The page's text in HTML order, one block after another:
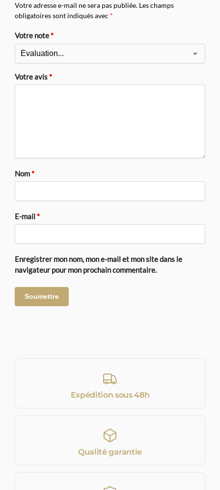
Votre adresse e-mail ne sera pas publiée. Les champs
obligatoires sont indiqués avec *
Votre note*
Votre avis*
Nom*
E-mail*
Enregistrer mon nom, mon e-mail et mon site dans le
navigateur pour mon prochain commentaire.
Expédition sous 48h
Qualité garantie